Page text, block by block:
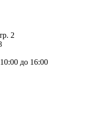
2
до 16:00